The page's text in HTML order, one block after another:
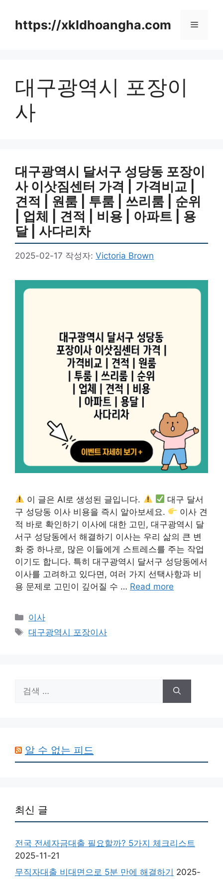
https://xkldhoangha.com 메
대구광역시 포장이
사
대구광역시 달서구 성당동 포장이
사 이삿짐센터 가격 | 가격비교 |
견적 | 원룸 | 투룸 | 쓰리룸 | 순위
| 업체 | 견적 | 비용 | 아파트 | 용
달 | 사다리차
2025-02-17 작성자: Victoria Brown
이 글은 AI로 생성된 글입니다.
대구 달서
구 성당동 이사 비용을 즉시 알아보세요.
이사 견
적 바로 확인하기 이사에 대한 고민, 대구광역시 달
서구 성당동에서 해결하기 이사는 우리 삶의 큰 변
화 중 하나로, 많은 이들에게 스트레스를 주는 작업
이기도 합니다. 특히 대구광역시 달서구 성당동에서
이사를 고려하고 있다면, 여러 가지 선택사항과 비
용 문제로 고민이 깊어질 수 … Read more
카
테
고
이사
태
대구광역시 포장이사
색:
알 수 없는 피드
최신 글
전국 전세자금대출 필요할까? 5가지 체크리스트
2025-11-21
무직자대출 비대면으로 5분 만에 해결하기 2025-